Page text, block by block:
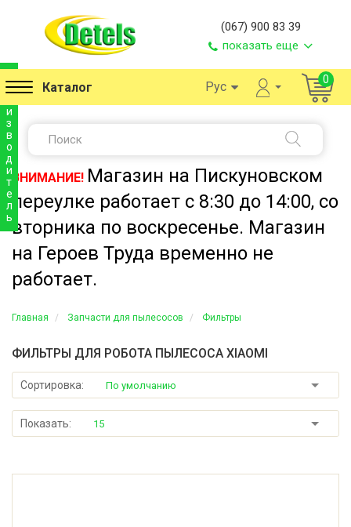
(067) 900 83 39
показать еще
Каталог Рус 0
ВНИМАНИЕ! Магазин на Пискуновском
переулке работает с 8:30 до 14:00, со
вторника по воскресенье. Магазин
на Героев Труда временно не
работает.
Главная Запчасти для пылесосов Фильтры
ФИЛЬТРЫ ДЛЯ РОБОТА ПЫЛЕСОСА XIAOMI
Сортировка: По умолчанию
Показать: 15
р
и
з
в
о
д
и
т
е
л
ь